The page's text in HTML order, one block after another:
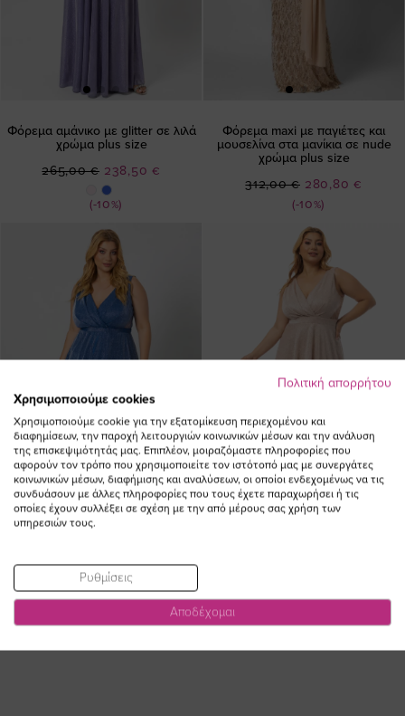
Φόρεμα αμάνικο με glitter σε λιλά
χρώμα plus size
(-10%)
Ειδική
Τιμή
238,50 €
265,00 €
Φόρεμα maxi με παγιέτες και
μουσελίνα στα μανίκια σε nude
χρώμα plus size
(-10%)
Ειδική
Τιμή
280,80 €
312,00 €
χρώμα plus size
(-10%)
Ειδική
238,50 €
265,00 €
(-10%)
Πολιτική απορρήτου
Χρησιμοποιούμε cookies
Χρησιμοποιούμε cookie για την εξατομίκευση περιεχομένου και
διαφημίσεων, την παροχή λειτουργιών κοινωνικών μέσων και την ανάλυση
της επισκεψιμότητάς μας. Επιπλέον, μοιραζόμαστε πληροφορίες που
αφορούν τον τρόπο που χρησιμοποιείτε τον ιστότοπό μας με συνεργάτες
κοινωνικών μέσων, διαφήμισης και αναλύσεων, οι οποίοι ενδεχομένως να τις
συνδυάσουν με άλλες πληροφορίες που τους έχετε παραχωρήσει ή τις
οποίες έχουν συλλέξει σε σχέση με την από μέρους σας χρήση των
υπηρεσιών τους.
Ρυθμίσεις
Αποδέχομαι